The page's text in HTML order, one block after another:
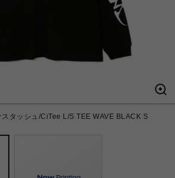
スタッシュ/CiTee L/S TEE WAVE BLACK S